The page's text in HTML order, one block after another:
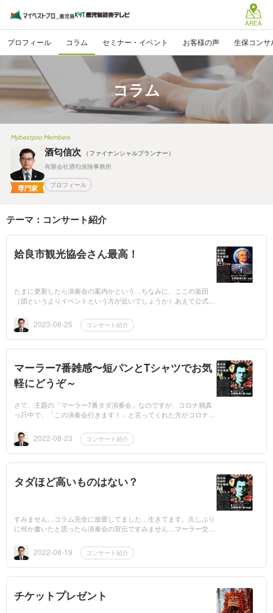
AREA
プロフィール コラム セミナー・イベント お客様の声 生保コンサ
コラム
Mybestpro Members
専門家
酒匂信次
（ファイナンシャルプランナー）
有限会社酒匂保険事務所
プロフィール
テーマ：コンサート紹介
姶良市観光協会さん最高！
たまに更新したら演奏会の案内かという…ちなみに、ここの楽団
（団というよりイベントという方が近いでしょうか）あえて公式S
す。私自身は別の団体...
2023-08-25 コンサート紹介
マーラー7番雑感〜短パンとTシャツでお気
軽にどうぞ～
さて、主題の「マーラー7番タダ演奏会」なのですが、コロナ禍真
っ只中で、「この演奏会行きます！」と言ってくれた方がコロナに
もう演奏会本番です...
2022-08-23 コンサート紹介
タダほど高いものはない？
すみません…コラム完全に放置してました…生きてます。久しぶり
に何か書いたと思ったら演奏会の宣伝ですみません…マーラー交響
で、かつ全曲...
2022-08-19 コンサート紹介
チケットプレゼント